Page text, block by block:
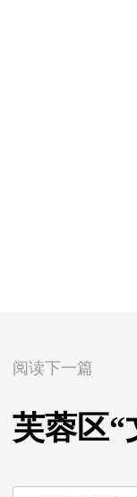
阅读下一篇
芙蓉区“